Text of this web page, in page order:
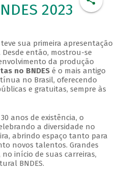
2023
teve sua primeira apresentação
Desde então, mostrou-se
da produção
no BNDESé o mais antigo
no Brasil, oferecendo
e gratuitas, sempre às
anos de existência, o
a diversidade no
abrindo espaço tanto para
novos talentos. Grandes
no início de suas carreiras,
BNDES.